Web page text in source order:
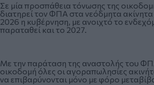
Σε μία προσπάθεια τόνωσης της
διατηρεί τον ΦΠΑ στα νεόδμητα ακίνητα
2026 η κυβέρνηση, με ανοιχτό το
παραταθεί και το 2027.
Με την παράταση της αναστολής του
οικοδομή όλες οι αγοραπωλησίες
να επιβαρύνονται μόνο με φόρο